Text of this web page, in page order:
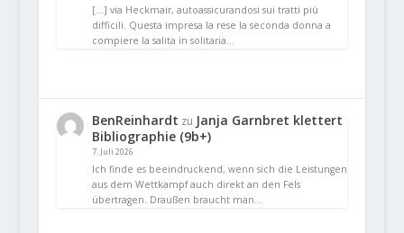
[…] via Heckmair, autoassicurandosi sui tratti più
difficili. Questa impresa la rese la seconda donna a
compiere la salita in solitaria…
BenReinhardt zu Janja Garnbret klettert
Bibliographie (9b+)
7. Juli 2026
Ich finde es beeindruckend, wenn sich die Leistungen
aus dem Wettkampf auch direkt an den Fels
übertragen. Draußen braucht man…